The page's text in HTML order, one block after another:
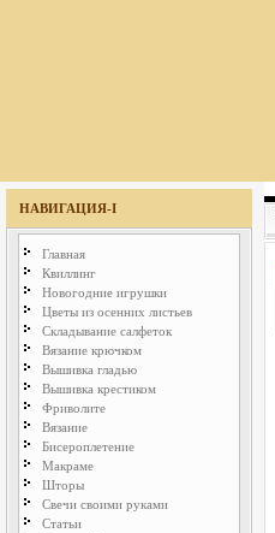
НАВИГАЦИЯ-I
Главная
Квиллинг
Новогодние игрушки
Цветы из осенних листьев
Складывание салфеток
Вязание крючком
Вышивка гладью
Вышивка крестиком
Фриволите
Вязание
Бисероплетение
Макраме
Шторы
Свечи своими руками
Статьи